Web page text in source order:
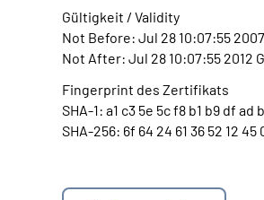
Gültigkeit / Validity
Not Before: Jul 28 10:07:55
Not After: Jul 28 10:07:55 2012
Fingerprint des Zertifikats
SHA-1: a1 c3 5e 5c f8 b1 b9 df
SHA-256: 6f 64 24 61 36 52 12